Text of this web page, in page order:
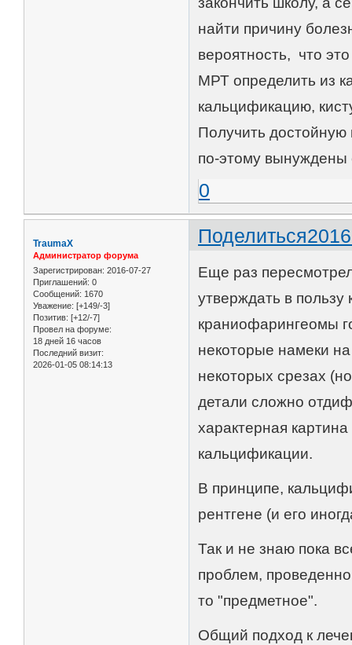
найти причину
вероятность, что
МРТ определить из
кальцификацию,
Получить достойную
по-этому вынуждены
0
Поделиться
TraumaX
Администратор форума
Зарегистрирован: 2016-07-27
Приглашений: 0
Сообщений: 1670
Уважение: [+149/-3]
Позитив: [+12/-7]
Провел на форуме:
18 дней 16 часов
Последний визит:
2026-01-05 08:14:13
Еще раз
утверждать в
краниофарингеомы
некоторые намеки
некоторых срезах
детали сложно
характерная
кальцификации.
В принципе,
рентгене (и его
Так и не знаю пока
проблем,
то "предметное".
Общий подход к